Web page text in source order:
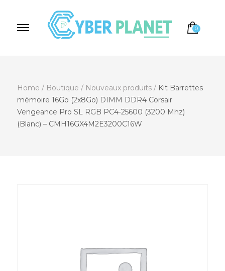
0
Home / Boutique / Nouveaux produits / Kit Barrettes
mémoire 16Go (2x8Go) DIMM DDR4 Corsair
Vengeance Pro SL RGB PC4-25600 (3200 Mhz)
(Blanc) – CMH16GX4M2E3200C16W